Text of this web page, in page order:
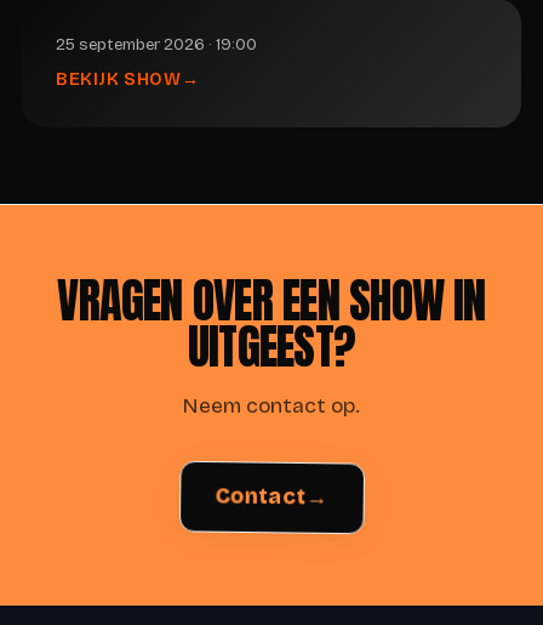
25 september 2026 · 19:00
BEKIJK SHOW
VRAGEN OVER EEN SHOW IN
UITGEEST?
Neem contact op.
Contact→